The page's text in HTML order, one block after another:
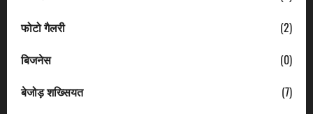
फोटो गैलरी
(2)
बिजनेस
(0)
बेजोड़ शख्सियत
(7)